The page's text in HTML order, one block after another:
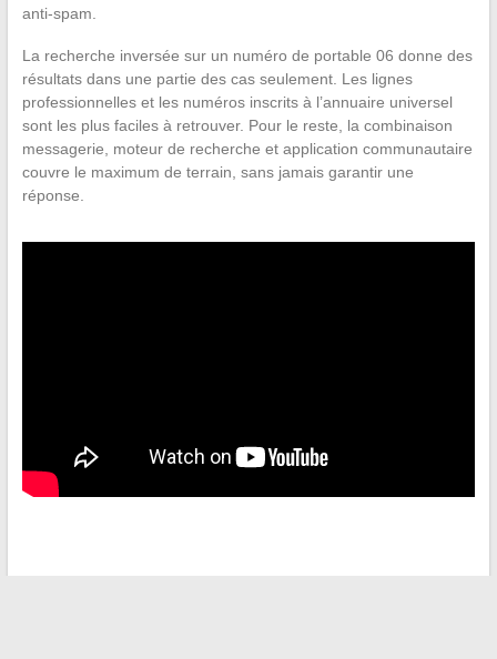
anti-spam.
La recherche inversée sur un numéro de portable 06 donne des
résultats dans une partie des cas seulement. Les lignes
professionnelles et les numéros inscrits à l’annuaire universel
sont les plus faciles à retrouver. Pour le reste, la combinaison
messagerie, moteur de recherche et application communautaire
couvre le maximum de terrain, sans jamais garantir une
réponse.